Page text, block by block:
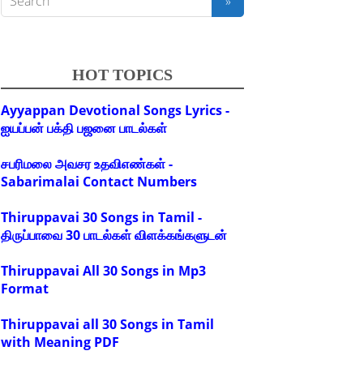
HOT TOPICS
Ayyappan Devotional Songs Lyrics -
ஐயப்பன் பக்தி பஜனை பாடல்கள்
சபரிமலை அவசர உதவிஎண்கள் -
Sabarimalai Contact Numbers
Thiruppavai 30 Songs in Tamil -
திருப்பாவை 30 பாடல்கள் விளக்கங்களுடன்
Thiruppavai All 30 Songs in Mp3
Format
Thiruppavai all 30 Songs in Tamil
with Meaning PDF